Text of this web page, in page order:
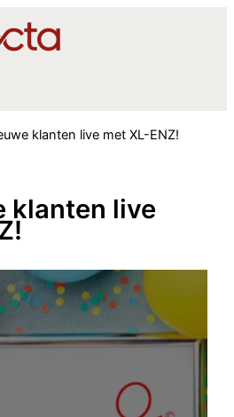
klanten live met XL-ENZ!
klanten live